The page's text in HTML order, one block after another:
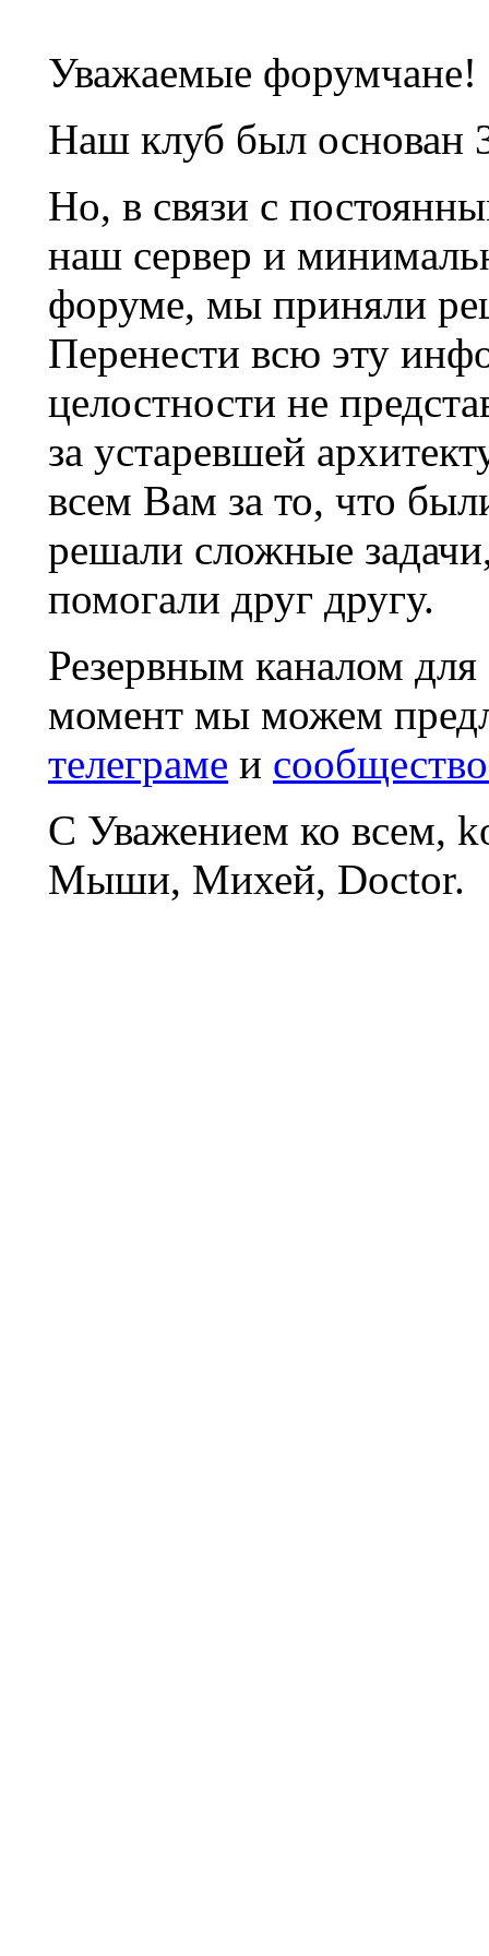
Уважаемые форумчане!
Наш клуб был основан
Но, в связи с
наш сервер и
форуме, мы приняли
Перенести всю эту
целостности не
за устаревшей
всем Вам за то, что
решали сложные
помогали друг другу.
Резервным каналом
момент мы можем
телеграме и
С Уважением ко всем,
Мыши, Михей, Doctor.